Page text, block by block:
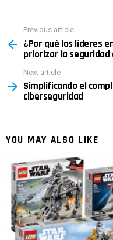
more
Previous article
¿Por qué los líderes
priorizar la seguridad
Next article
Simplificando el
ciberseguridad
YOU MAY ALSO LIKE